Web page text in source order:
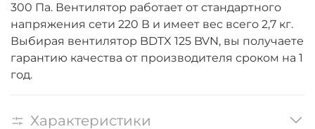
300 Па. Вентилятор работает от стандартного
напряжения сети 220 В и имеет вес всего 2,7 кг.
Выбирая вентилятор BDTX 125 BVN, вы получаете
гарантию качества от производителя сроком на 1
год.
Характеристики